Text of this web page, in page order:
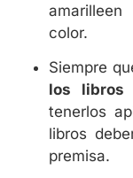
color.
Siempre
los libros
tenerlos
libros
premisa.